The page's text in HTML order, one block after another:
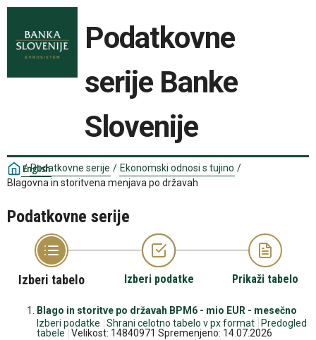
Podatkovne
serije Banke
Slovenije
English
/ Podatkovne serije / Ekonomski odnosi s tujino /
Blagovna in storitvena menjava po državah
Podatkovne serije
Izberi tabelo Izberi podatke Prikaži tabelo
Blago in storitve po državah BPM6 - mio EUR - mesečno
Izberi podatke
Shrani celotno tabelo v px format
Predogled
tabele
Velikost: 14840971 Spremenjeno: 14.07.2026